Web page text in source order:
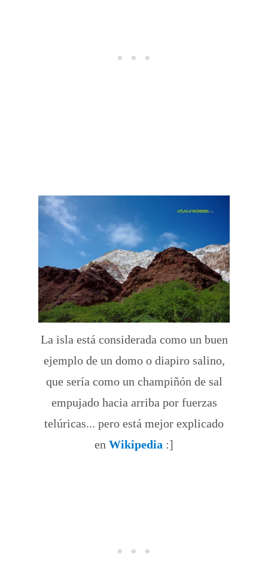
La isla está considerada como un buen
ejemplo de un domo o diapiro salino,
que sería como un champiñón de sal
empujado hacia arriba por fuerzas
telúricas... pero está mejor explicado
en Wikipedia :]